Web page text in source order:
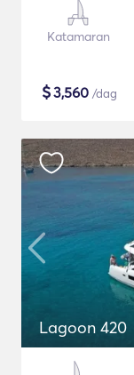
Katamaran
$3,560 /dag
Lagoon 420